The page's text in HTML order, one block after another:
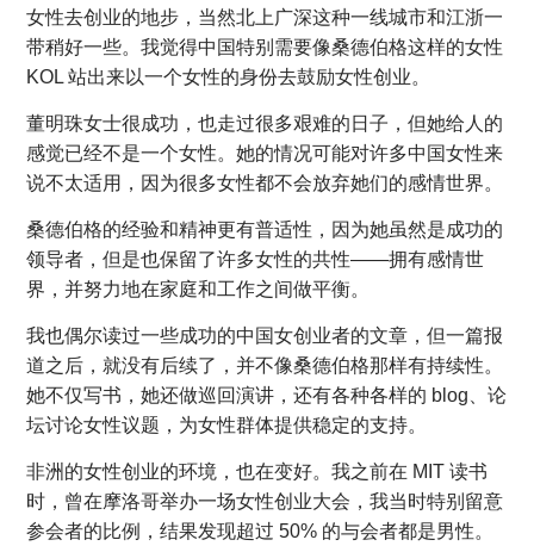
女性去创业的地步，当然北上广深这种一线城市和江浙一
带稍好一些。我觉得中国特别需要像桑德伯格这样的女性
KOL 站出来以一个女性的身份去鼓励女性创业。
董明珠女士很成功，也走过很多艰难的日子，但她给人的
感觉已经不是一个女性。她的情况可能对许多中国女性来
说不太适用，因为很多女性都不会放弃她们的感情世界。
桑德伯格的经验和精神更有普适性，因为她虽然是成功的
领导者，但是也保留了许多女性的共性——拥有感情世
界，并努力地在家庭和工作之间做平衡。
我也偶尔读过一些成功的中国女创业者的文章，但一篇报
道之后，就没有后续了，并不像桑德伯格那样有持续性。
她不仅写书，她还做巡回演讲，还有各种各样的 blog、论
坛讨论女性议题，为女性群体提供稳定的支持。
非洲的女性创业的环境，也在变好。我之前在 MIT 读书
时，曾在摩洛哥举办一场女性创业大会，我当时特别留意
参会者的比例，结果发现超过 50% 的与会者都是男性。